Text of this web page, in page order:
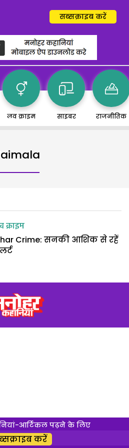
सब्सक्राइब करें
लव क्राइम साइबर राजनीतिक
क्राइम
Crime: सनकी आशिक से रहें
आर्टिकल पढ़ने के लिए
करें